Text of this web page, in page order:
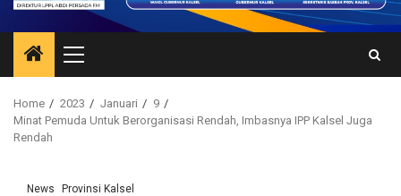
Primary
Menu
Home 2023 Januari
9
Minat Pemuda Untuk Berorganisasi Rendah, Imbasnya IPP Kalsel Juga
Rendah
News Provinsi Kalsel